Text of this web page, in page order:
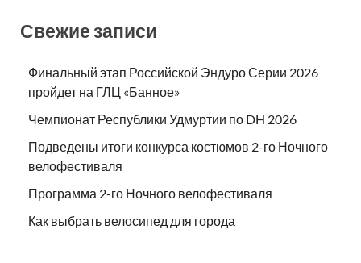
Свежие записи
Финальный этап Российской Эндуро Серии 2026
пройдет на ГЛЦ «Банное»
Чемпионат Республики Удмуртии по DH 2026
Подведены итоги конкурса костюмов 2-го Ночного
велофестиваля
Программа 2-го Ночного велофестиваля
Как выбрать велосипед для города